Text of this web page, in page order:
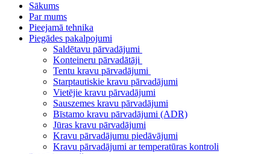
Sākums
Par mums
Pieejamā tehnika
Piegādes pakalpojumi
Saldētavu pārvadājumi
Konteineru pārvadātāji
Tentu kravu pārvadājumi
Starptautiskie kravu pārvadājumi
Vietējie kravu pārvadājumi
Sauszemes kravu pārvadājumi
Bīstamo kravu pārvadājumi (ADR)
Jūras kravu pārvadājumi
Kravu pārvadājumu piedāvājumi
Kravu pārvadājumi ar temperatūras kontroli